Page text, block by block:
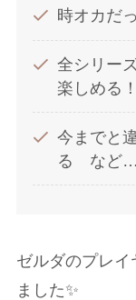
時オカだ
全シリー
楽しめる！
今までと
る など…
ゼルダのプレイ
ました✨